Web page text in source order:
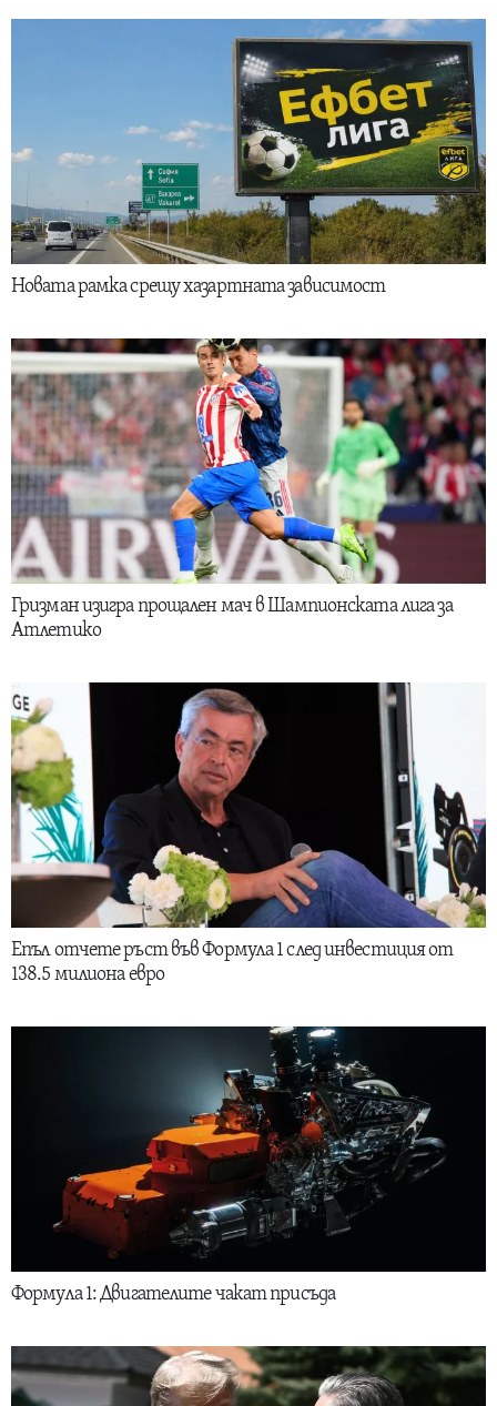
Новата рамка срещу хазартната зависимост
Гризман изигра прощален мач в Шампионската лига за
Атлетико
Епъл отчете ръст във Формула 1 след инвестиция от
138.5 милиона евро
Формула 1: Двигателите чакат присъда